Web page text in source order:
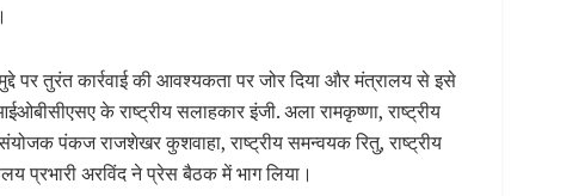
पर तुरंत कार्रवाई की आवश्यकता पर जोर दिया और मंत्रालय से इसे
के राष्ट्रीय सलाहकार इंजी. अला रामकृष्णा, राष्ट्रीय
पंकज राजशेखर कुशवाहा, राष्ट्रीय समन्वयक रितु, राष्ट्रीय
प्रभारी अरविंद ने प्रेस बैठक में भाग लिया।